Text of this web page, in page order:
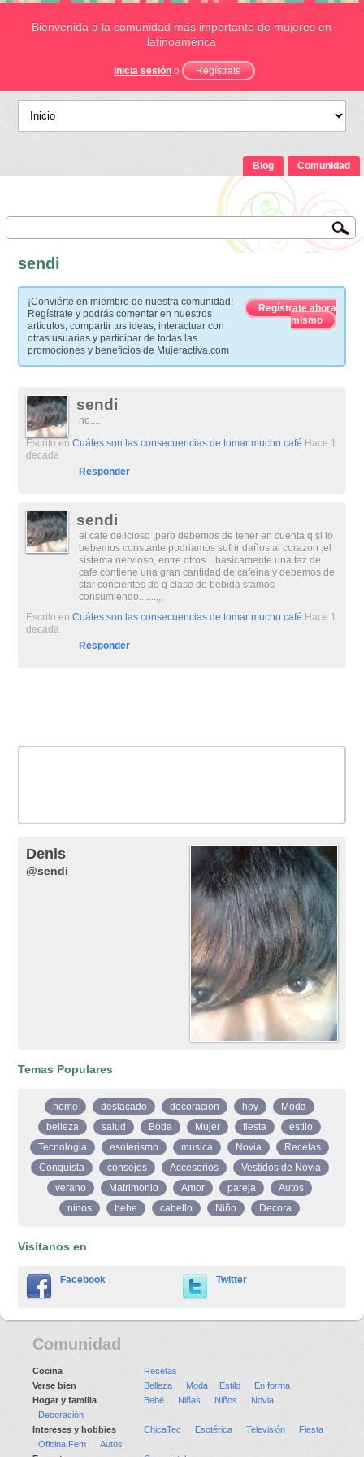
Bienvenida a la comunidad más importante de mujeres en
latinoamérica
Inicia sesión o Regístrate
Blog Comunidad
sendi
¡Conviérte en miembro de nuestra comunidad!
Regístrate y podrás comentar en nuestros
artículos, compartir tus ideas, interactuar con
otras usuarias y participar de todas las
promociones y beneficios de Mujeractiva.com
Regístrate ahora
mismo
sendi
no....
Escrito enCuáles son las consecuencias de tomar mucho café Hace 1
decada
Responder
sendi
el cafe delicioso ,pero debemos de tener en cuenta q si lo
bebemos constante podriamos sufrir daños al corazon ,el
sistema nervioso, entre otros... basicamente una taz de
cafe contiene una gran cantidad de cafeina y debemos de
star concientes de q clase de bebida stamos
consumiendo.......,,,
Escrito enCuáles son las consecuencias de tomar mucho café Hace 1
decada
Responder
Denis
@sendi
Temas Populares
home destacado decoracion hoy
Moda
belleza
salud Boda Mujer fiesta
estilo
Tecnologia
esoterismo musica Novia
Recetas
Conquista
consejos Accesorios
Vestidos de Novia
verano
Matrimonio Amor pareja
Autos
ninos
bebe cabello Niño Decora
Visítanos en
Facebook Twitter
Comunidad
Cocina
Recetas
Verse bien
Belleza Moda Estilo
En forma
Hogar y familia
Bebé Niñas Niños
Novia
Decoración
Intereses y hobbies
ChicaTec Esotérica Televisión
Fiesta
Oficina Fem
Autos